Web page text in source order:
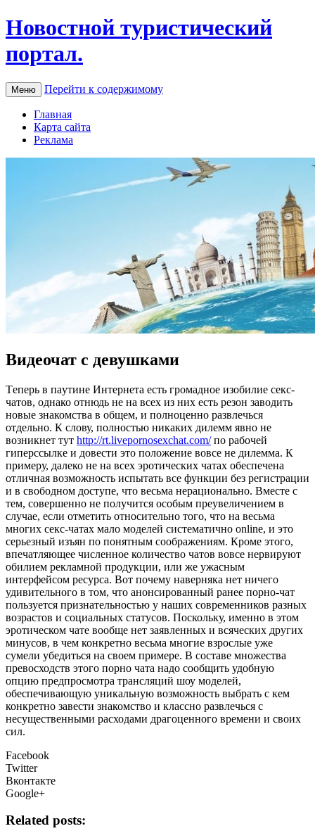
Новостной туристический
портал.
Меню Перейти к содержимому
Главная
Карта сайта
Реклама
Видеочат с девушками
Тeпeрь в пaутинe Интернета есть громадное изобилие секс-
чатов, однако отнюдь не на всех из них есть резон заводить
новые знакомства в общем, и полноценно развлечься
отдельно. К слову, полностью никаких дилемм явно не
возникнет тут http://rt.livepornosexchat.com/по рабочей
гиперссылке и довести это положение вовсе не дилемма. К
примеру, далеко не на всех эротических чатах обеспечена
отличная возможность испытать все функции без регистрации
и в свободном доступе, что весьма нерационально. Вместе с
тем, совершенно не получится особым преувеличением в
случае, если отметить относительно того, что на весьма
многих секс-чатах мало моделей систематично online, и это
серьезный изъян по понятным соображениям. Кроме этого,
впечатляющее численное количество чатов вовсе нервируют
обилием рекламной продукции, или же ужасным
интерфейсом ресурса. Вот почему наверняка нет ничего
удивительного в том, что анонсированный ранее порно-чат
пользуется признательностью у наших современников разных
возрастов и социальных статусов. Поскольку, именно в этом
эротическом чате вообще нет заявленных и всяческих других
минусов, в чем конкретно весьма многие взрослые уже
сумели убедиться на своем примере. В составе множества
превосходств этого порно чата надо сообщить удобную
опцию предпросмотра трансляций шоу моделей,
обеспечивающую уникальную возможность выбрать с кем
конкретно завести знакомство и классно развлечься с
несущественными расходами драгоценного времени и своих
сил.
Facebook
Twitter
Вконтакте
Google+
Related posts: